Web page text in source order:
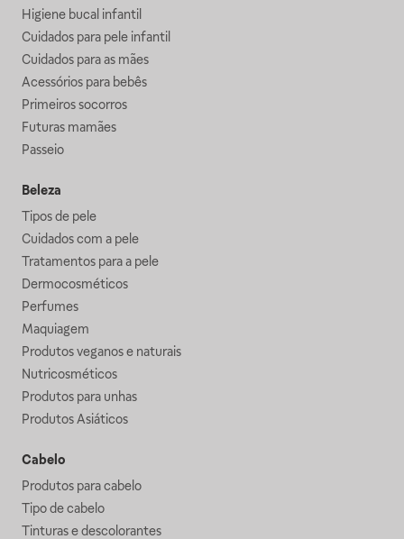
Higiene bucal infantil
Cuidados para pele infantil
Cuidados para as mães
Acessórios para bebês
Primeiros socorros
Futuras mamães
Passeio
Beleza
Tipos de pele
Cuidados com a pele
Tratamentos para a pele
Dermocosméticos
Perfumes
Maquiagem
Produtos veganos e naturais
Nutricosméticos
Produtos para unhas
Produtos Asiáticos
Cabelo
Produtos para cabelo
Tipo de cabelo
Tinturas e descolorantes